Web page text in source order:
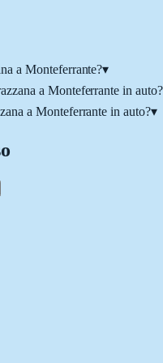
a Monteferrante?▾
a Monteferrante in auto?
a Monteferrante in auto?▾